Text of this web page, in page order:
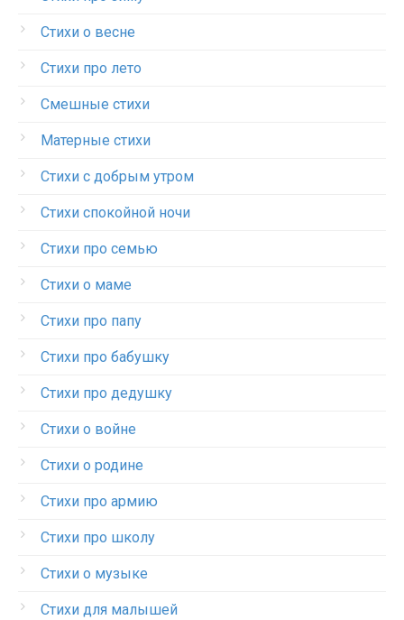
Стихи о весне
Стихи про лето
Смешные стихи
Матерные стихи
Стихи с добрым утром
Стихи спокойной ночи
Стихи про семью
Стихи о маме
Стихи про папу
Стихи про бабушку
Стихи про дедушку
Стихи о войне
Стихи о родине
Стихи про армию
Стихи про школу
Стихи о музыке
Стихи для малышей